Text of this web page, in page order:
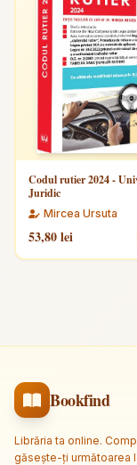
Codul rutier 2024 -
Juridic
Mircea Ursuta
53,80 lei
Bookfind
Librăria ta online.
găsește-ți următoarea